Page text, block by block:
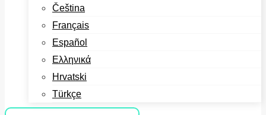
Čeština
Français
Español
Ελληνικά
Hrvatski
Türkçe